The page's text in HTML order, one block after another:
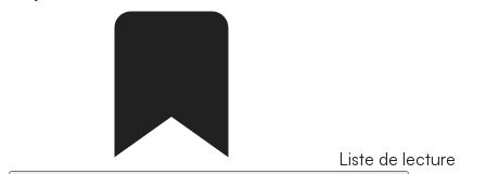
Liste de lecture